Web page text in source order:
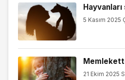
5 Kasım 2025
21 Ekim 2025